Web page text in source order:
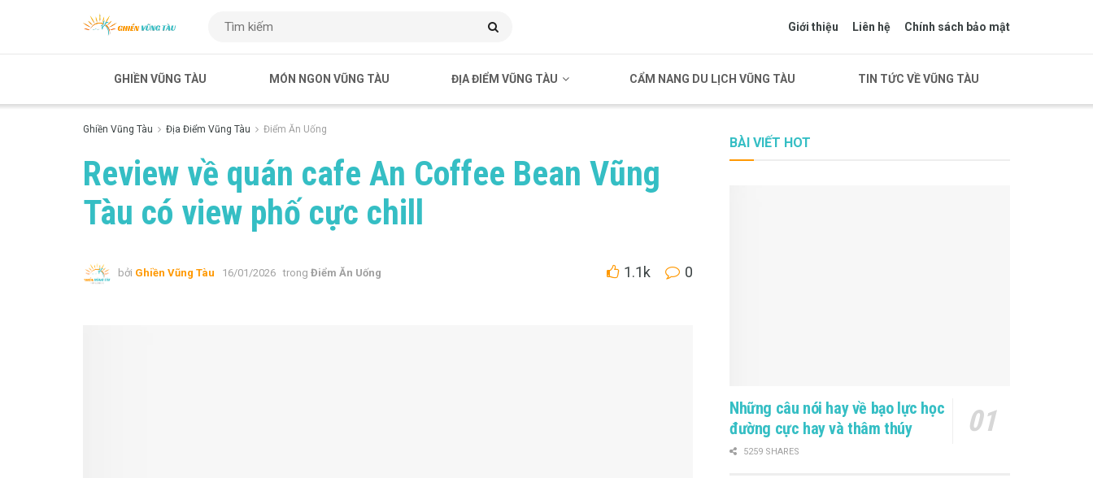
Giới thiệu Liên hệ Chính sách bảo mật
GHIỀN VŨNG TÀU MÓN NGON VŨNG TÀU ĐỊA ĐIỂM VŨNG TÀU CẨM NANG DU LỊCH VŨNG TÀU TIN TỨC VỀ VŨNG TÀU
Ghiền Vũng Tàu Địa Điểm Vũng Tàu Điểm Ăn Uống
Review về quán cafe An Coffee Bean Vũng
Tàu có view phố cực chill
bởi Ghiền Vũng Tàu 16/01/2026 trong Điểm Ăn Uống 1.1k 0
BÀI VIẾT HOT
Những câu nói hay về bạo lực học
đường cực hay và thâm thúy
5259 SHARES